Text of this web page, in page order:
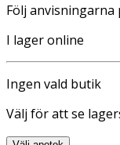
Följ
I lager online
Ingen vald butik
Välj för att se